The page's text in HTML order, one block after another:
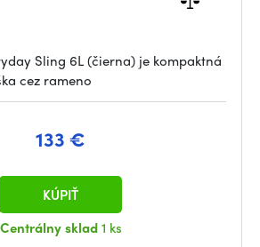
Sling 6L (čierna) je kompaktná
cez rameno
133 €
Centrálny sklad1 ks
KÚPIŤ